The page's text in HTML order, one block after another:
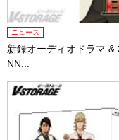
ニュース
新録オーディオドラマ
NN...